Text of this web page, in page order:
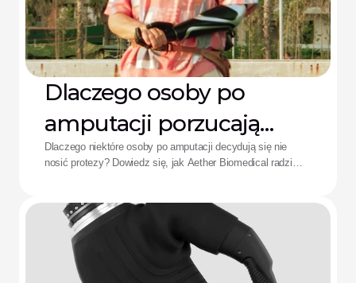
Dlaczego osoby po
amputacji porzucają
protezy: Rozwiązanie
Dlaczego niektóre osoby po amputacji decydują się nie
nosić protezy? Dowiedz się, jak Aether Biomedical radzi
skomplikowanego sterowania.